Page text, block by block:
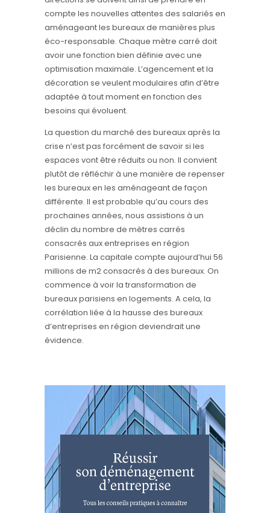
compte les nouvelles attentes des salariés en
aménageant les bureaux de manières plus
éco-responsable. Chaque mètre carré doit
avoir une fonction bien définie avec une
optimisation maximale. L’agencement et la
décoration se veulent modulaires afin d’être
adaptée à tout moment en fonction des
besoins qui évoluent.
La question du marché des bureaux après la
crise n’est pas forcément de savoir si les
espaces vont être réduits ou non. Il convient
plutôt de réfléchir à une manière de repenser
les bureaux en les aménageant de façon
différente. Il est probable qu’au cours des
prochaines années, nous assistions à un
déclin du nombre de mètres carrés
consacrés aux entreprises en région
Parisienne. La capitale compte aujourd’hui 56
millions de m2 consacrés à des bureaux. On
commence à voir la transformation de
bureaux parisiens en logements. A cela, la
corrélation liée à la hausse des bureaux
d’entreprises en région deviendrait une
évidence.